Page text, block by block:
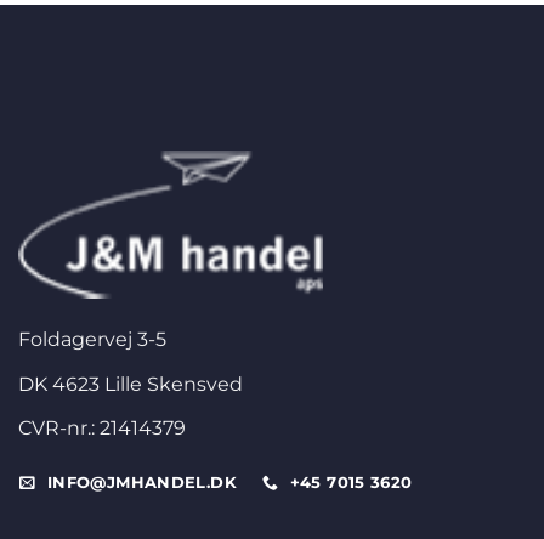
Foldagervej 3-5
DK 4623 Lille Skensved
CVR-nr.: 21414379
INFO@JMHANDEL.DK +45 7015 3620